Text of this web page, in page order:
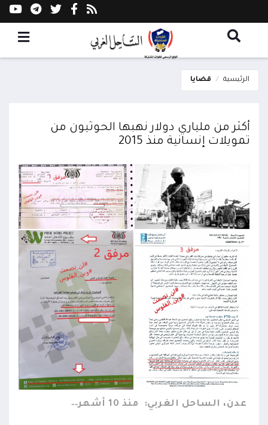
الرئيسية قضايا
أكثر من ملياري دولار نهبها الحوثيون من
تمويلات إنسانية منذ 2015
عدن، الساحل الغربي: منذ 10 أشهر